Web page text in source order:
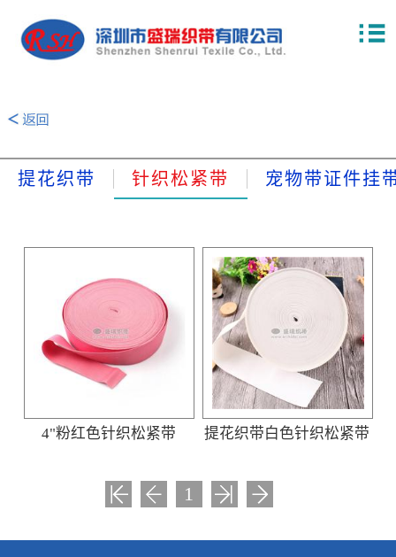
提花织带 针织松紧带 宠物带证件挂
4"粉红色针织松紧带 提花织带白色针织松紧带
1